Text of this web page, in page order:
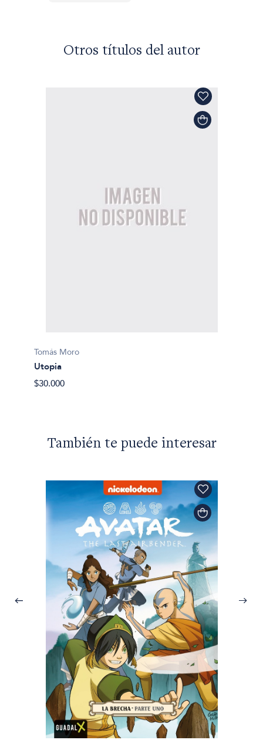
Otros títulos del autor
Tomás Moro
Utopia
$30.000
También te puede interesar